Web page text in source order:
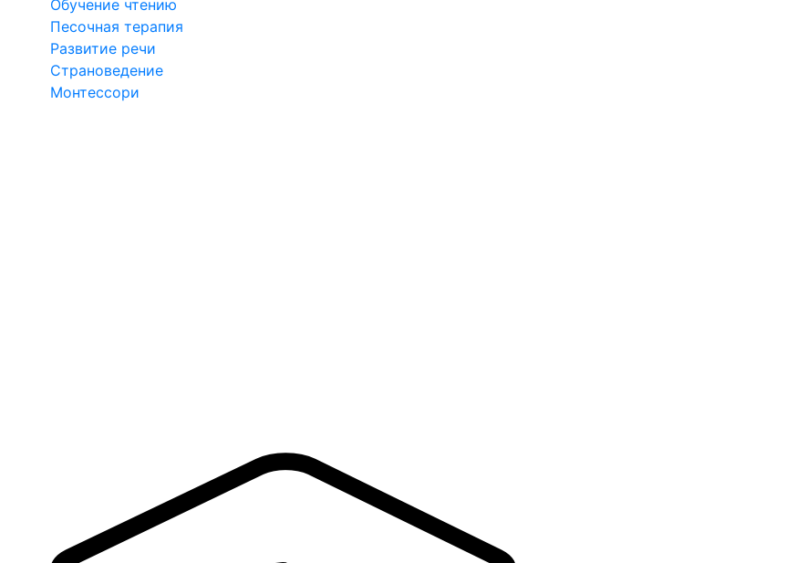
Обучение чтению
Песочная терапия
Развитие речи
Страноведение
Монтессори